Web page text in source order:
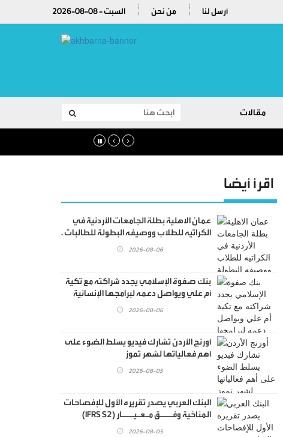
2026-08-08 - السبت من نحن أرسل لنا
مقالات
اقرأ أيضا
عمان الاهلية بطلة الجامعات الأردنية في
الكراتيه للطلاب ووصيفه البطولة للطالبات .
2026-08-06
بنك صفوة الإسلامي يجدد شراكته مع تكية
أم علي ويواصل دعمه لبرامجها الإنسانية
2026-08-06
أورنج الأردن تشارك فيديو يسلط الضوء على
أهم فعالياتها لشهر تموز
2026-08-05
البنك العربي يصدر تقريره الأول للإفصاحات
المناخية وفــــق مـعـيــــار (IFRS S2)
2026-08-05